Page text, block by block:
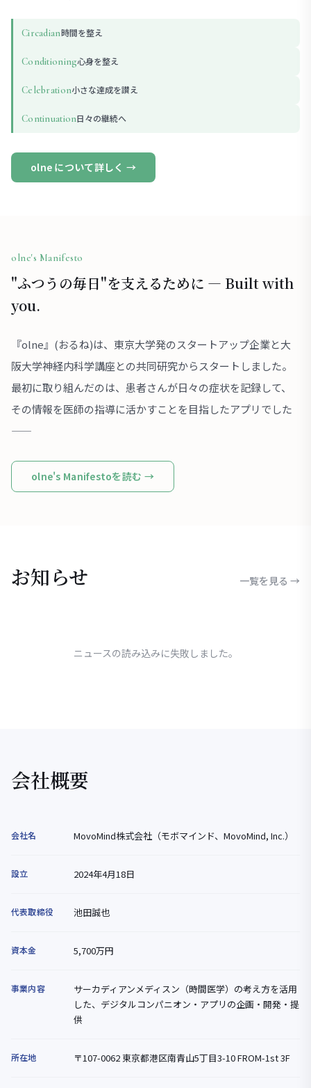
Circadian時間を整え
Conditioning心身を整え
Celebration小さな達成を讃え
Continuation日々の継続へ
olne について詳しく →
olne's Manifesto
"ふつうの毎日"を支えるために — Built with
you.
『olne』(おるね)は、東京大学発のスタートアップ企業と大
阪大学神経内科学講座との共同研究からスタートしました。
最初に取り組んだのは、患者さんが日々の症状を記録して、
その情報を医師の指導に活かすことを目指したアプリでした
——
olne's Manifestoを読む →
お知らせ 一覧を見る →
ニュースの読み込みに失敗しました。
会社概要
会社名 MovoMind株式会社（モボマインド、MovoMind, Inc.）
設立 2024年4月18日
代表取締役 池田誠也
資本金 5,700万円
事業内容
サーカディアンメディスン（時間医学）の考え方を活用
した、デジタルコンパニオン・アプリの企画・開発・提
供
所在地 〒107-0062 東京都港区南青山5丁目3-10 FROM-1st 3F